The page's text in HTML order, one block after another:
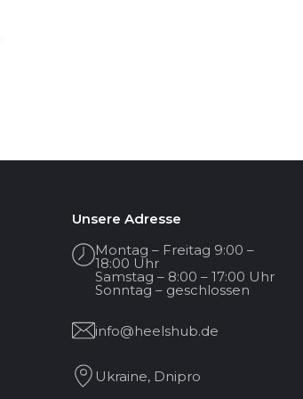
Unsere Adresse
Montag – Freitag 9:00 –
18:00 Uhr
Samstag – 8:00 – 17:00 Uhr
Sonntag – geschlossen
info@heelshub.de
Ukraine, Dnipro